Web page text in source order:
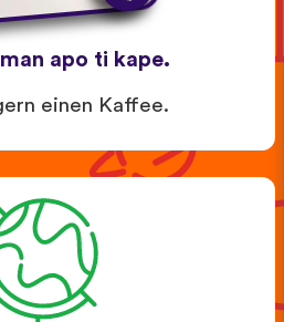
apo ti kape.
einen Kaffee.